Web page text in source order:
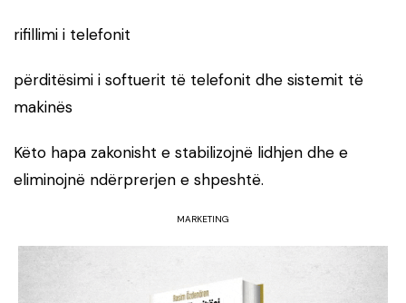
rifillimi i telefonit
përditësimi i softuerit të telefonit dhe sistemit të
makinës
Këto hapa zakonisht e stabilizojnë lidhjen dhe e
eliminojnë ndërprerjen e shpeshtë.
MARKETING